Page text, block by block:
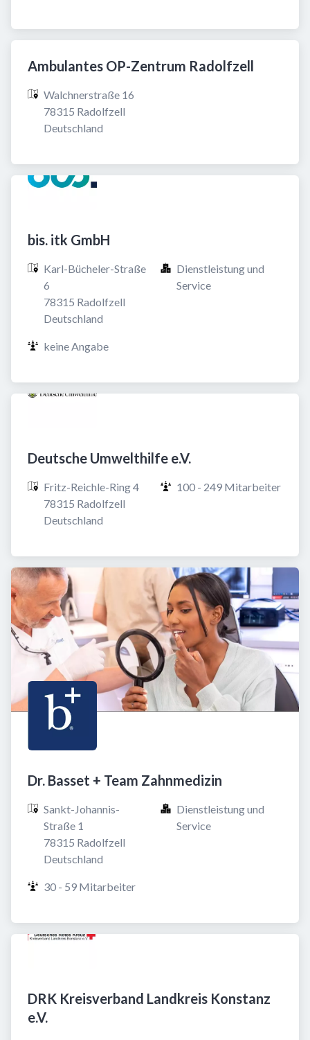
Ambulantes OP-Zentrum Radolfzell
Walchnerstraße 16
78315 Radolfzell
Deutschland
bis. itk GmbH
Karl-Bücheler-Straße
6
78315 Radolfzell
Deutschland
Dienstleistung und
Service
keine Angabe
Deutsche Umwelthilfe e.V.
Fritz-Reichle-Ring 4
78315 Radolfzell
Deutschland
100 - 249 Mitarbeiter
Dr. Basset + Team Zahnmedizin
Sankt-Johannis-
Straße 1
78315 Radolfzell
Deutschland
Dienstleistung und
Service
30 - 59 Mitarbeiter
DRK Kreisverband Landkreis Konstanz
e.V.